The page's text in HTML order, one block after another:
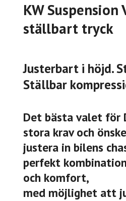
KW
ställbart tryck
Justerbart i höjd.
Ställbar
Det bästa valet för
stora krav och
justera in bilens
perfekt
och komfort,
med möjlighet att